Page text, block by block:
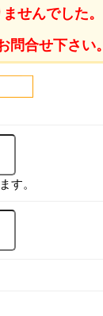
せんでした。
問合せ下さい。
す。